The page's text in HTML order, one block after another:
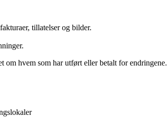
tillatelser og bilder.
om hvem som har utført eller betalt for endringene.